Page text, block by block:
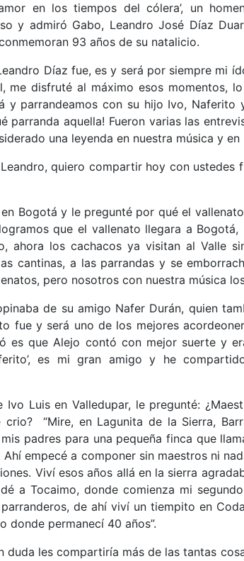
en los tiempos del cólera’, un
y admiró Gabo, Leandro José Díaz
93 años de su natalicio.
Díaz fue, es y será por siempre mi
me disfruté al máximo esos momentos,
y parrandeamos con su hijo Ivo, Naferito
parranda aquella! Fueron varias las
una leyenda en nuestra música y en
quiero compartir hoy con ustedes
Bogotá y le pregunté por qué el
que el vallenato llegara a
ahora los cachacos ya visitan al Valle
cantinas, a las parrandas y se
pero nosotros con nuestra música
de su amigo Nafer Durán, quien
fue y será uno de los mejores
es que Alejo contó con mejor suerte y
es mi gran amigo y he
Luis en Valledupar, le pregunté:
“Mire, en Lagunita de la Sierra,
padres para una pequeña finca que
empecé a componer sin maestros ni
Viví esos años allá en la sierra
a Tocaimo, donde comienza mi
de ahí viví un tiempito en
donde permanecí 40 años”.
duda les compartiría más de las tantas